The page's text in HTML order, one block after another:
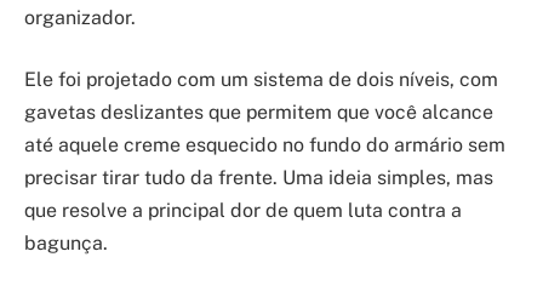
organizador.
Ele foi projetado com um sistema de dois níveis, com
gavetas deslizantes que permitem que você alcance
até aquele creme esquecido no fundo do armário sem
precisar tirar tudo da frente. Uma ideia simples, mas
que resolve a principal dor de quem luta contra a
bagunça.